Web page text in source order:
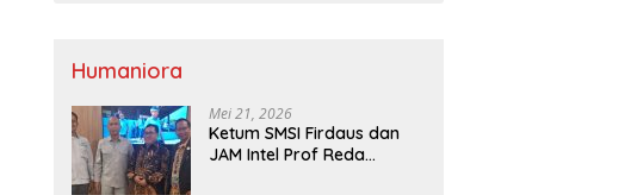
Humaniora
Mei 21, 2026
Ketum SMSI Firdaus dan
JAM Intel Prof Reda